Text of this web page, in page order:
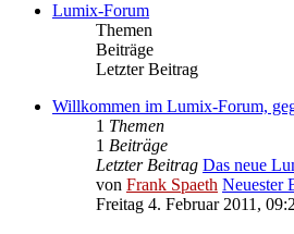
Lumix-Forum
Themen
Beiträge
Letzter Beitrag
Willkommen im Lumix-Forum,
1 Themen
1 Beiträge
Letzter Beitrag Das neue
von Frank Spaeth Neuester
Freitag 4. Februar 2011,